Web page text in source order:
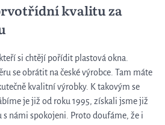
kvalitu za
si chtějí pořídit plastová okna.
se obrátit na české výrobce. Tam máte
kvalitní výrobky. K takovým se
je již od roku 1995, získali jsme již
s námi spokojeni. Proto doufáme, že i